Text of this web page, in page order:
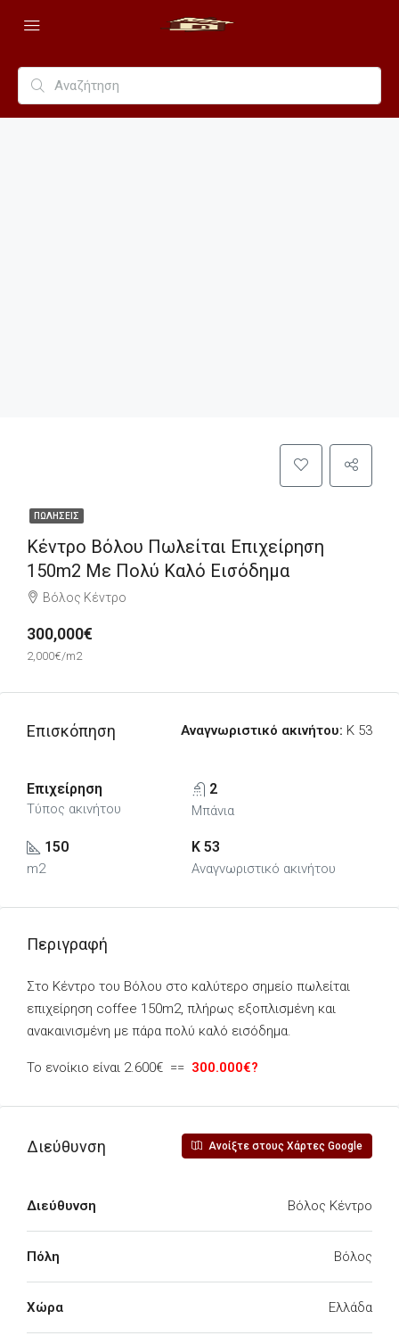
ΠΩΛΉΣΕΙΣ
Κέντρο Βόλου Πωλείται Επιχείρηση
150m2 Με Πολύ Καλό Εισόδημα
Βόλος Κέντρο
300,000€
2,000€/m2
Επισκόπηση Αναγνωριστικό ακινήτου: K 53
Επιχείρηση
Τύπος ακινήτου
2
Μπάνια
150
m2
K 53
Αναγνωριστικό ακινήτου
Περιγραφή
Στο Κέντρο του Βόλου στο καλύτερο σημείο πωλείται
επιχείρηση coffee 150m2, πλήρως εξοπλισμένη και
ανακαινισμένη με πάρα πολύ καλό εισόδημα.
Το ενοίκιο είναι 2.600€ == 300.000€?
Διεύθυνση Ανοίξτε στους Χάρτες Google
Διεύθυνση Βόλος Κέντρο
Πόλη Βόλος
Χώρα Ελλάδα